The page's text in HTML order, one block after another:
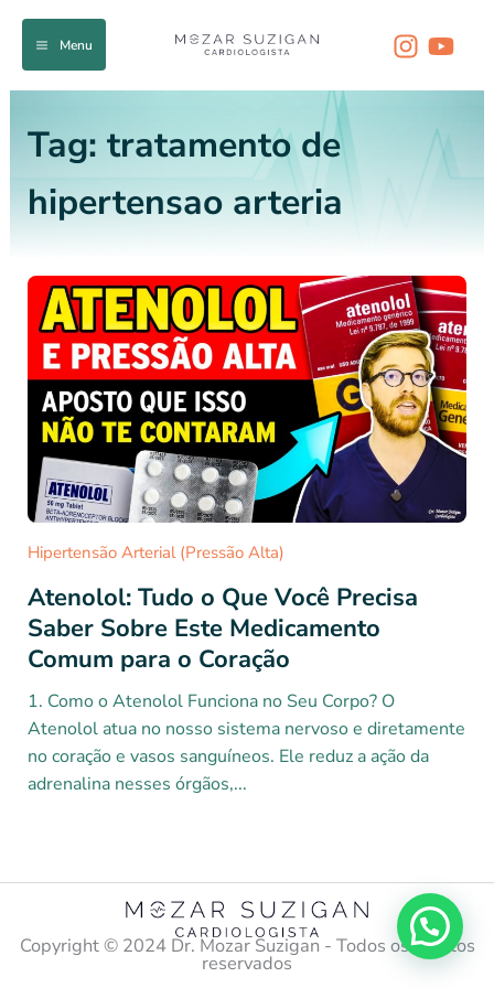
Menu
Tag: tratamento de
hipertensao arteria
Hipertensão Arterial (Pressão Alta)
Atenolol: Tudo o Que Você Precisa
Saber Sobre Este Medicamento
Comum para o Coração
1. Como o Atenolol Funciona no Seu Corpo? O
Atenolol atua no nosso sistema nervoso e diretamente
no coração e vasos sanguíneos. Ele reduz a ação da
adrenalina nesses órgãos,...
Copyright ©️ 2024 Dr. Mozar Suzigan - Todos os direitos
reservados